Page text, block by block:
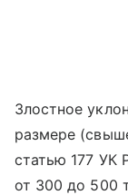
Злостное
размере
статью 177
от 300 до 500